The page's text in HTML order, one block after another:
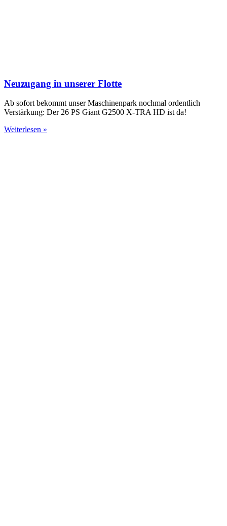
Neuzugang in unserer Flotte
Ab sofort bekommt unser Maschinenpark nochmal ordentlich
Verstärkung: Der 26 PS Giant G2500 X-TRA HD ist da!
Weiterlesen »